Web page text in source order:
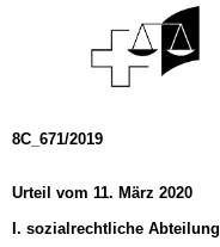
8C_671/2019
Urteil vom 11. März 2020
I. sozialrechtliche Abteilung